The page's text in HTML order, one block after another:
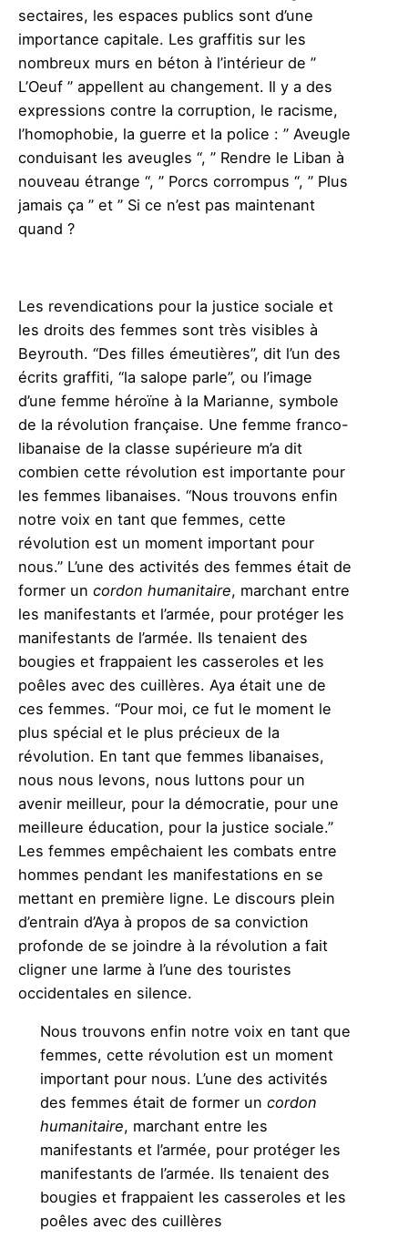
sectaires, les espaces publics sont d’une
importance capitale. Les graffitis sur les
nombreux murs en béton à l’intérieur de ”
L’Oeuf ” appellent au changement. Il y a des
expressions contre la corruption, le racisme,
l’homophobie, la guerre et la police : ” Aveugle
conduisant les aveugles “, ” Rendre le Liban à
nouveau étrange “, ” Porcs corrompus “, ” Plus
jamais ça ” et ” Si ce n’est pas maintenant
quand ?
Les revendications pour la justice sociale et
les droits des femmes sont très visibles à
Beyrouth. “Des filles émeutières”, dit l’un des
écrits graffiti, “la salope parle”, ou l’image
d’une femme héroïne à la Marianne, symbole
de la révolution française. Une femme franco-
libanaise de la classe supérieure m’a dit
combien cette révolution est importante pour
les femmes libanaises. “Nous trouvons enfin
notre voix en tant que femmes, cette
révolution est un moment important pour
nous.” L’une des activités des femmes était de
former un cordon humanitaire, marchant entre
les manifestants et l’armée, pour protéger les
manifestants de l’armée. Ils tenaient des
bougies et frappaient les casseroles et les
poêles avec des cuillères. Aya était une de
ces femmes. “Pour moi, ce fut le moment le
plus spécial et le plus précieux de la
révolution. En tant que femmes libanaises,
nous nous levons, nous luttons pour un
avenir meilleur, pour la démocratie, pour une
meilleure éducation, pour la justice sociale.”
Les femmes empêchaient les combats entre
hommes pendant les manifestations en se
mettant en première ligne. Le discours plein
d’entrain d’Aya à propos de sa conviction
profonde de se joindre à la révolution a fait
cligner une larme à l’une des touristes
occidentales en silence.
Nous trouvons enfin notre voix en tant que
femmes, cette révolution est un moment
important pour nous. L’une des activités
des femmes était de former un cordon
humanitaire, marchant entre les
manifestants et l’armée, pour protéger les
manifestants de l’armée. Ils tenaient des
bougies et frappaient les casseroles et les
poêles avec des cuillères